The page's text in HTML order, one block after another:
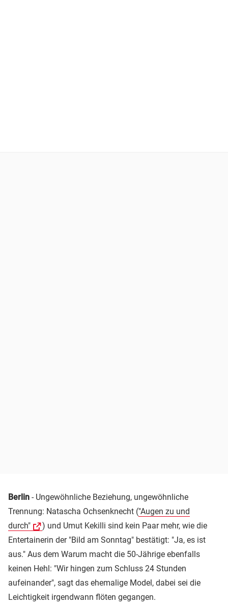
Berlin - Ungewöhnliche Beziehung, ungewöhnliche
Trennung: Natascha Ochsenknecht ("Augen zu und
durch"
) und Umut Kekilli sind kein Paar mehr, wie die
Entertainerin der "Bild am Sonntag" bestätigt: "Ja, es ist
aus." Aus dem Warum macht die 50-Jährige ebenfalls
keinen Hehl: "Wir hingen zum Schluss 24 Stunden
aufeinander", sagt das ehemalige Model, dabei sei die
Leichtigkeit irgendwann flöten gegangen.